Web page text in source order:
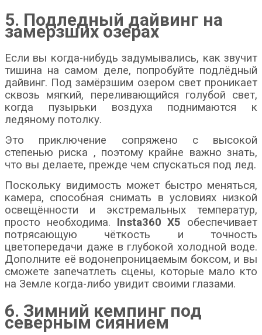
5. Подледный дайвинг на
замерзших озерах
Если вы когда-нибудь задумывались, как звучит
тишина на самом деле, попробуйте подлёдный
дайвинг. Под замёрзшим озером свет проникает
сквозь мягкий, переливающийся голубой свет,
когда пузырьки воздуха поднимаются к
ледяному потолку.
Это приключение сопряжено с высокой
степенью риска , поэтому крайне важно знать,
что вы делаете, прежде чем спускаться под лед.
Поскольку видимость может быстро меняться,
камера, способная снимать в условиях низкой
освещённости и экстремальных температур,
просто необходима. Insta360 X5 обеспечивает
потрясающую чёткость и точность
цветопередачи даже в глубокой холодной воде.
Дополните её водонепроницаемым боксом, и вы
сможете запечатлеть сцены, которые мало кто
на Земле когда-либо увидит своими глазами.
6. Зимний кемпинг под
северным сиянием